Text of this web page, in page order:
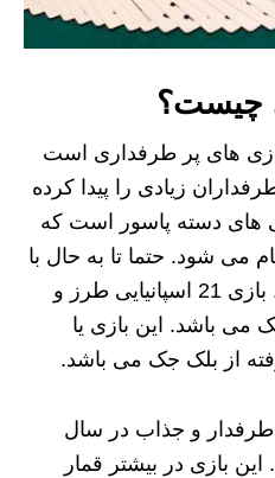
از بازی های پر طرفداری است
زیادی را پیدا کرده
های دسته پاسور است که
می شود. حتما تا به حال با
بازی بلک جک آشنایی دارید. بازی 21 اسپانیایی طرز و
می باشد. این بازی یا
طرفدار و جذاب در سال
این بازی در بیشتر قمار